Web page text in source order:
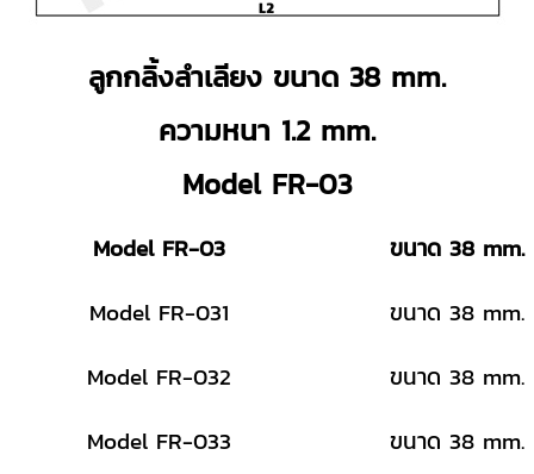
ลูกกลิ้งลำเลียง ขนาด 38 mm.
ความหนา 1.2 mm.
Model FR-03
Model FR-03
ขนาด 38 mm.
Model FR-031
ขนาด 38 mm.
Model FR-032
ขนาด 38 mm.
Model FR-033
ขนาด 38 mm.